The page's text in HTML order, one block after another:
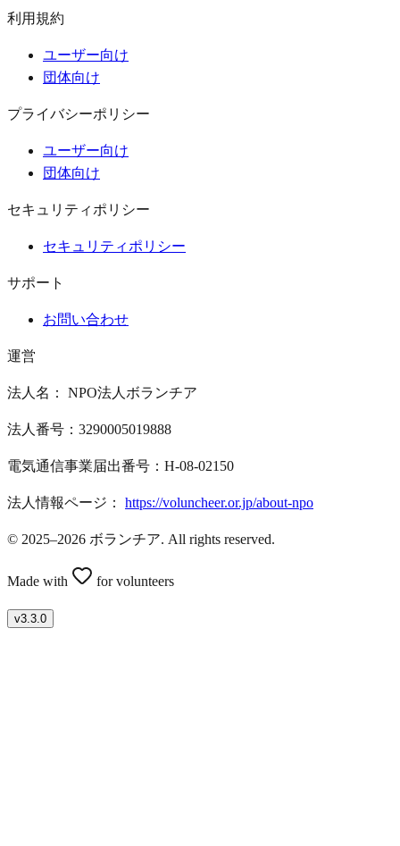
利用規約
ユーザー向け
団体向け
プライバシーポリシー
ユーザー向け
団体向け
セキュリティポリシー
セキュリティポリシー
サポート
お問い合わせ
運営
法人名： NPO法人ボランチア
法人番号：3290005019888
電気通信事業届出番号：H-08-02150
法人情報ページ： https://voluncheer.or.jp/about-npo
© 2025–2026 ボランチア. All rights reserved.
Made with for volunteers
v3.3.0